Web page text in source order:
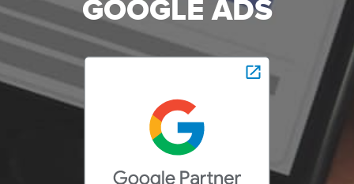
GOOGLE ADS